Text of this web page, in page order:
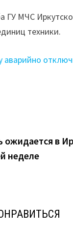
ГУ МЧС
техники.
аварийно
ожидается в
неделе